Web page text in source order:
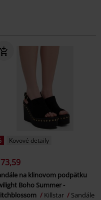
Kovové detaily
na klinovom podpätku
Boho Summer -
Killstar Sandále